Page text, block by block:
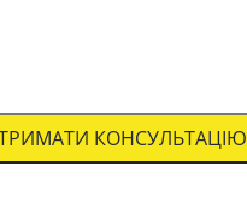
КОНСУЛЬТАЦІЮ